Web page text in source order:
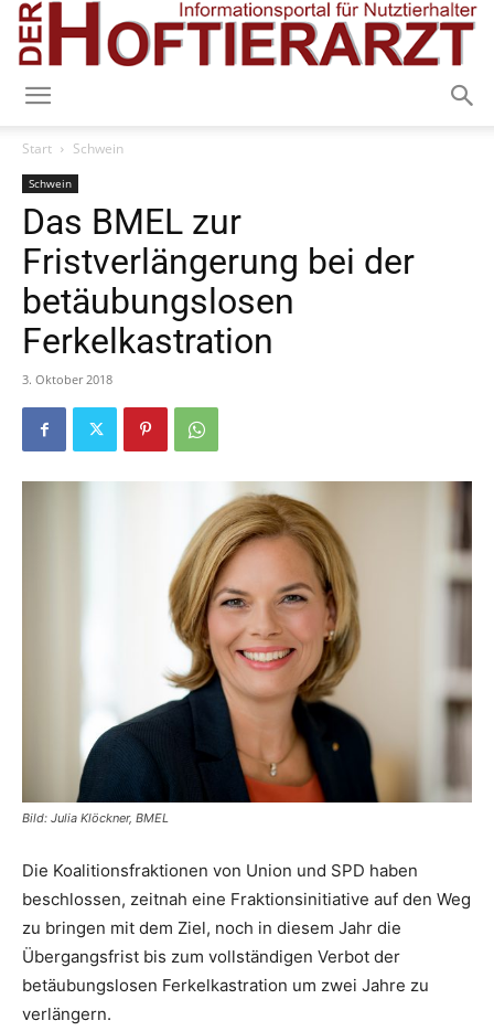
Start Schwein
Schwein
Das BMEL zur
Fristverlängerung bei der
betäubungslosen
Ferkelkastration
3. Oktober 2018
Bild: Julia Klöckner, BMEL
Die Koalitionsfraktionen von Union und SPD haben
beschlossen, zeitnah eine Fraktionsinitiative auf den Weg
zu bringen mit dem Ziel, noch in diesem Jahr die
Übergangsfrist bis zum vollständigen Verbot der
betäubungslosen Ferkelkastration um zwei Jahre zu
verlängern.